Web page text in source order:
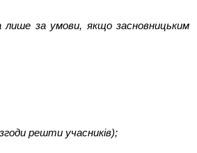
лише за умови, якщо засновницьким
решти учасників);